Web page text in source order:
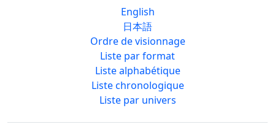
English
日本語
Ordre de visionnage
Liste par format
Liste alphabétique
Liste chronologique
Liste par univers